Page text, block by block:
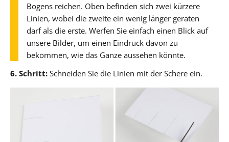
Bogens reichen. Oben befinden sich zwei kürzere
Linien, wobei die zweite ein wenig länger geraten
darf als die erste. Werfen Sie einfach einen Blick auf
unsere Bilder, um einen Eindruck davon zu
bekommen, wie das Ganze aussehen könnte.
6. Schritt: Schneiden Sie die Linien mit der Schere ein.